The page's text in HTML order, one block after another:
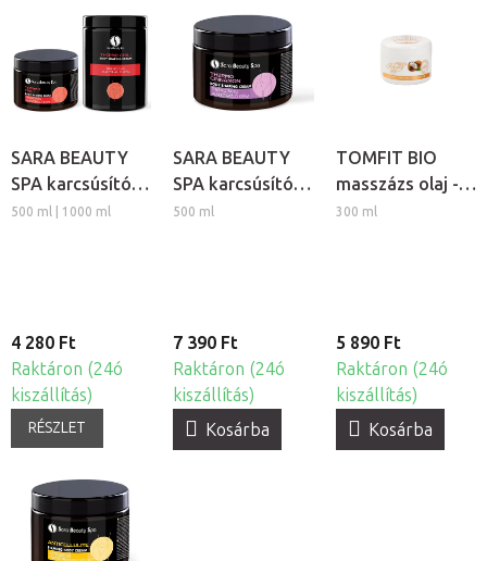
SARA BEAUTY
SPA karcsúsító
masszázs krém -
500 ml | 1000 ml
4 280 Ft
Raktáron (24ó
kiszállítás)
RÉSZLET
SARA BEAUTY
SPA karcsúsító
masszázs krém -
500 ml
7 390 Ft
Raktáron (24ó
kiszállítás)
Kosárba
TOMFIT BIO
masszázs olaj -
kókusz
300 ml
5 890 Ft
Raktáron (24ó
kiszállítás)
Kosárba